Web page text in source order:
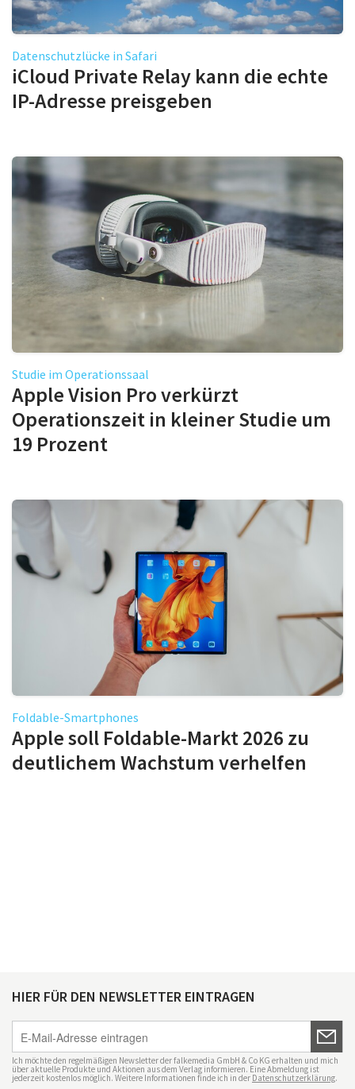
Datenschutzlücke in Safari
iCloud Private Relay kann die echte
IP-Adresse preisgeben
Studie im Operationssaal
Apple Vision Pro verkürzt
Operationszeit in kleiner Studie um
19 Prozent
Foldable-Smartphones
Apple soll Foldable-Markt 2026 zu
deutlichem Wachstum verhelfen
HIER FÜR DEN NEWSLETTER EINTRAGEN
Ich möchte den regelmäßigen Newsletter der falkemedia GmbH & Co KG erhalten und mich
über aktuelle Produkte und Aktionen aus dem Verlag informieren. Eine Abmeldung ist
jederzeit kostenlos möglich. Weitere Informationen finde ich in der Datenschutzerklärung.